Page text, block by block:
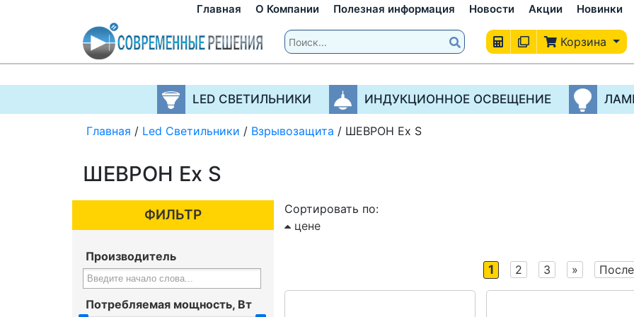
Главная О Компании Полезная информация Новости Акции Новинки
Корзина
LED СВЕТИЛЬНИКИ ИНДУКЦИОННОЕ ОСВЕЩЕНИЕ
Главная / Led Светильники / Взрывозащита / ШЕВРОН Ex S
ШЕВРОН Ex S
ФИЛЬТР
Производитель
Потребляемая мощность, Вт
Сортировать по:
цене
1 2 3 »